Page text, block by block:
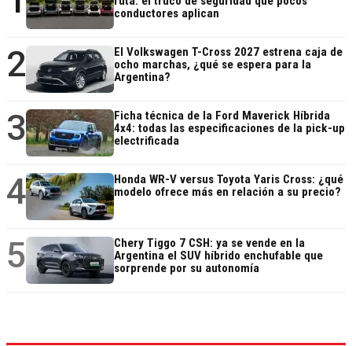
conductores aplican
2
El Volkswagen T-Cross 2027 estrena caja de
ocho marchas, ¿qué se espera para la
Argentina?
3
Ficha técnica de la Ford Maverick Híbrida
4x4: todas las especificaciones de la pick-up
electrificada
4
Honda WR-V versus Toyota Yaris Cross: ¿qué
modelo ofrece más en relación a su precio?
5
Chery Tiggo 7 CSH: ya se vende en la
Argentina el SUV híbrido enchufable que
sorprende por su autonomía